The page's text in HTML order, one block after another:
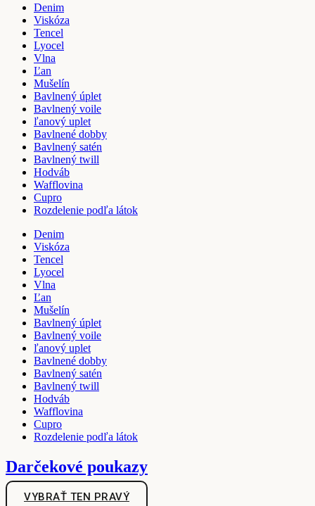
Denim
Viskóza
Tencel
Lyocel
Vlna
Ľan
Mušelín
Bavlnený úplet
Bavlnený voile
ľanový uplet
Bavlnené dobby
Bavlnený satén
Bavlnený twill
Hodváb
Wafflovina
Cupro
Rozdelenie podľa látok
Denim
Viskóza
Tencel
Lyocel
Vlna
Ľan
Mušelín
Bavlnený úplet
Bavlnený voile
ľanový uplet
Bavlnené dobby
Bavlnený satén
Bavlnený twill
Hodváb
Wafflovina
Cupro
Rozdelenie podľa látok
Darčekové poukazy
VYBRAŤ TEN PRAVÝ